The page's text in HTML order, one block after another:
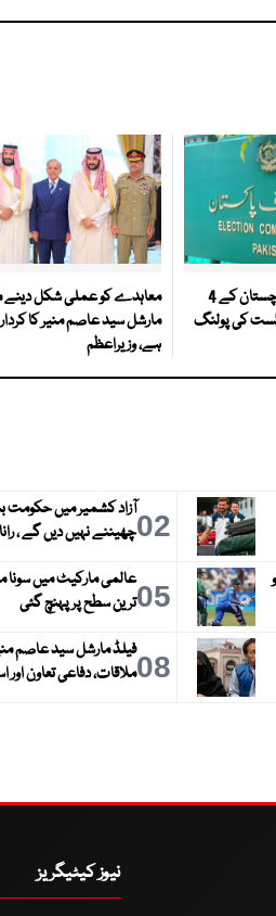
الیکشن کمیشن نے بلوچستان کے 4
حلقوں میں 9 اگست کی پولنگ
معاہدے کو عملی شکل دینے
مارشل سید عاصم منیر کا
ہے، وزیراعظم
02آزاد کشمیر میں حکومت
چھیننے نہیں دیں گے ، رانا
05ترین سطح پر پہنچ گئی
08فیلڈ مارشل سید عاصم
ملاقات، دفاعی تعاون اور
نیوز کیٹیگریز